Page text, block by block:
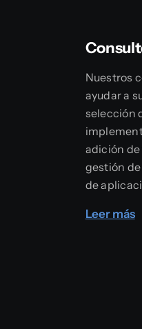
Nuestros
ayudar a
selección
adición
gestión
de
Leer más